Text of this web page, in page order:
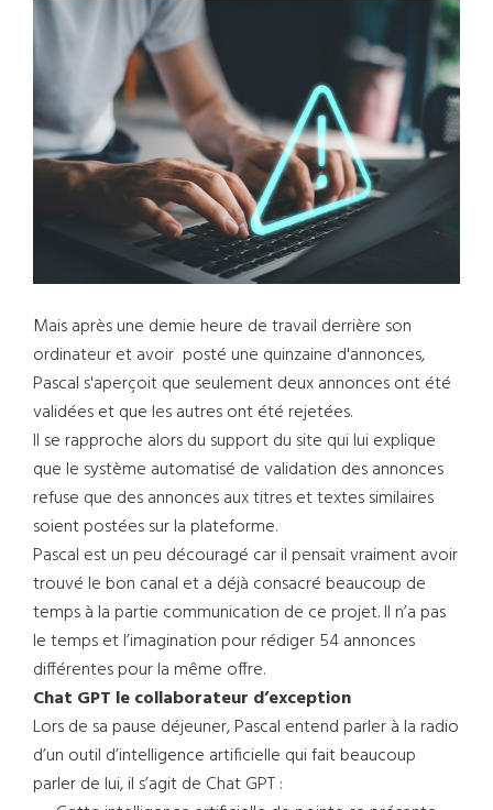
Mais après une demie heure de travail derrière son
ordinateur et avoir posté une quinzaine d'annonces,
Pascal s'aperçoit que seulement deux annonces ont été
validées et que les autres ont été rejetées.
Il se rapproche alors du support du site qui lui explique
que le système automatisé de validation des annonces
refuse que des annonces aux titres et textes similaires
soient postées sur la plateforme.
Pascal est un peu découragé car il pensait vraiment avoir
trouvé le bon canal et a déjà consacré beaucoup de
temps à la partie communication de ce projet. Il n’a pas
le temps et l’imagination pour rédiger 54 annonces
différentes pour la même offre.
Chat GPT le collaborateur d’exception
Lors de sa pause déjeuner, Pascal entend parler à la radio
d’un outil d’intelligence artificielle qui fait beaucoup
parler de lui, il s’agit de Chat GPT :